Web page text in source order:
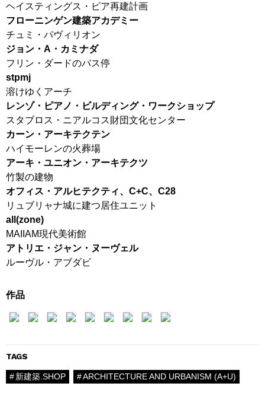
ヘイスティングス・ピア再建計画
フローニンゲン建築アカデミー
チュミ・パヴィリオン
ジョン・A・カミナダ
フリン・ダードのバス停
stpmj
溶けゆくアーチ
レンゾ・ピアノ・ビルディング・ワークショップ
スタブロス・ニアルコス財団文化センター
カーン・アーキテクテン
ハイモーレンの火葬場
アーキ・ユニオン・アーキテクツ
竹製の建物
オフィス・アルヒテクティ、C+C、C28
リュブリャナ城に建つ居住ユニット
all(zone)
MAIIAM現代美術館
アトリエ・ジャン・ヌーヴェル
ルーヴル・アブダビ
作品
TAGS
新建築.SHOP ARCHITECTURE AND URBANISM (A+U)